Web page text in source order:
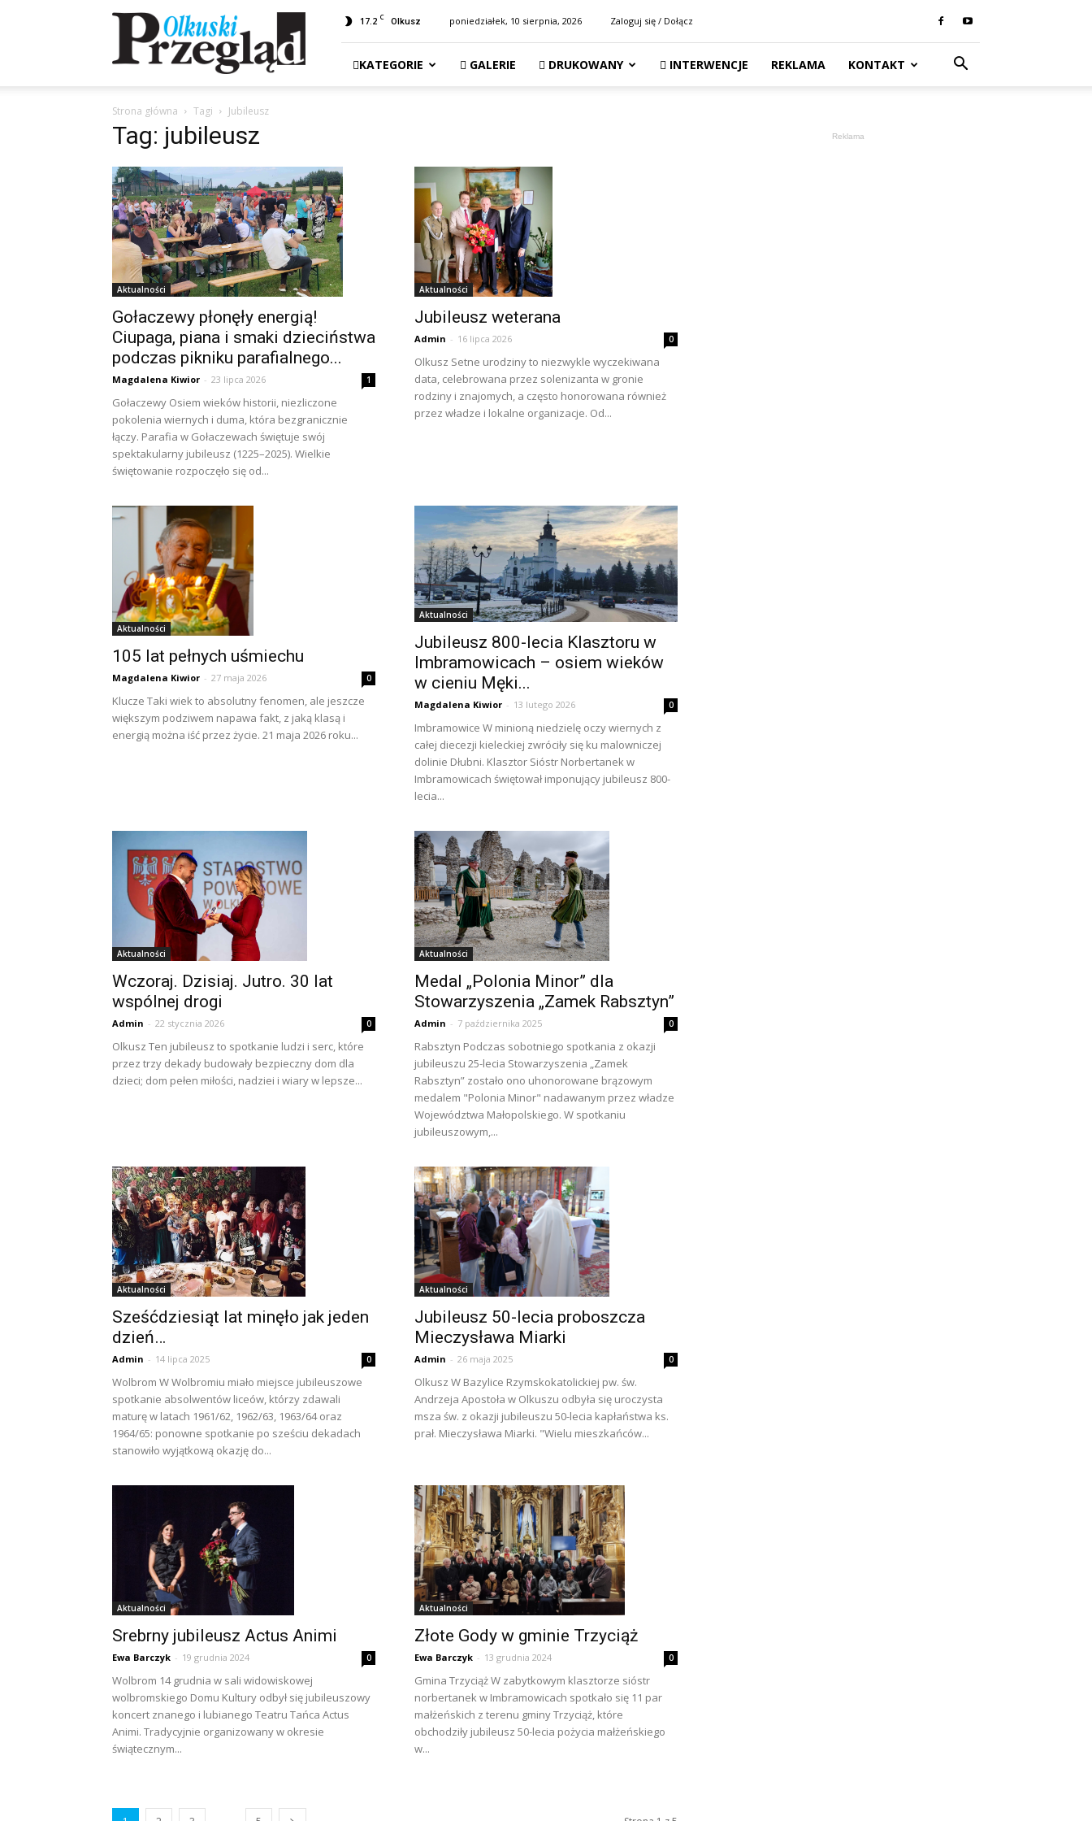
Przegląd
Olkuski
17.2 C Olkusz poniedziałek, 10 sierpnia, 2026 Zaloguj się / Dołącz
KATEGORIE GALERIE DRUKOWANY INTERWENCJE REKLAMA KONTAKT
Strona główna Tagi Jubileusz
Tag: jubileusz
Aktualności
Gołaczewy płonęły energią!
Ciupaga, piana i smaki dzieciństwa
podczas pikniku parafialnego...
Magdalena Kiwior - 23 lipca 2026 1
Gołaczewy Osiem wieków historii, niezliczone
pokolenia wiernych i duma, która bezgranicznie
łączy. Parafia w Gołaczewach świętuje swój
spektakularny jubileusz (1225–2025). Wielkie
świętowanie rozpoczęło się od...
Aktualności
Jubileusz weterana
Admin - 16 lipca 2026 0
Olkusz Setne urodziny to niezwykle wyczekiwana
data, celebrowana przez solenizanta w gronie
rodziny i znajomych, a często honorowana również
przez władze i lokalne organizacje. Od...
Aktualności
105 lat pełnych uśmiechu
Magdalena Kiwior - 27 maja 2026 0
Klucze Taki wiek to absolutny fenomen, ale jeszcze
większym podziwem napawa fakt, z jaką klasą i
energią można iść przez życie. 21 maja 2026 roku...
Aktualności
Jubileusz 800-lecia Klasztoru w
Imbramowicach – osiem wieków
w cieniu Męki...
Magdalena Kiwior - 13 lutego 2026 0
Imbramowice W minioną niedzielę oczy wiernych z
całej diecezji kieleckiej zwróciły się ku malowniczej
dolinie Dłubni. Klasztor Sióstr Norbertanek w
Imbramowicach świętował imponujący jubileusz 800-
lecia...
Aktualności
Wczoraj. Dzisiaj. Jutro. 30 lat
wspólnej drogi
Admin - 22 stycznia 2026 0
Olkusz Ten jubileusz to spotkanie ludzi i serc, które
przez trzy dekady budowały bezpieczny dom dla
dzieci; dom pełen miłości, nadziei i wiary w lepsze...
Aktualności
Medal „Polonia Minor” dla
Stowarzyszenia „Zamek Rabsztyn”
Admin - 7 października 2025 0
Rabsztyn Podczas sobotniego spotkania z okazji
jubileuszu 25-lecia Stowarzyszenia „Zamek
Rabsztyn” zostało ono uhonorowane brązowym
medalem "Polonia Minor" nadawanym przez władze
Województwa Małopolskiego. W spotkaniu
jubileuszowym,...
Aktualności
Sześćdziesiąt lat minęło jak jeden
dzień…
Admin - 14 lipca 2025 0
Wolbrom W Wolbromiu miało miejsce jubileuszowe
spotkanie absolwentów liceów, którzy zdawali
maturę w latach 1961/62, 1962/63, 1963/64 oraz
1964/65: ponowne spotkanie po sześciu dekadach
stanowiło wyjątkową okazję do...
Aktualności
Jubileusz 50-lecia proboszcza
Mieczysława Miarki
Admin - 26 maja 2025 0
Olkusz W Bazylice Rzymskokatolickiej pw. św.
Andrzeja Apostoła w Olkuszu odbyła się uroczysta
msza św. z okazji jubileuszu 50-lecia kapłaństwa ks.
prał. Mieczysława Miarki. "Wielu mieszkańców...
Aktualności
Srebrny jubileusz Actus Animi
Ewa Barczyk - 19 grudnia 2024 0
Wolbrom 14 grudnia w sali widowiskowej
wolbromskiego Domu Kultury odbył się jubileuszowy
koncert znanego i lubianego Teatru Tańca Actus
Animi. Tradycyjnie organizowany w okresie
świątecznym...
Aktualności
Złote Gody w gminie Trzyciąż
Ewa Barczyk - 13 grudnia 2024 0
Gmina Trzyciąż W zabytkowym klasztorze sióstr
norbertanek w Imbramowicach spotkało się 11 par
małżeńskich z terenu gminy Trzyciąż, które
obchodziły jubileusz 50-lecia pożycia małżeńskiego
w...
Reklama